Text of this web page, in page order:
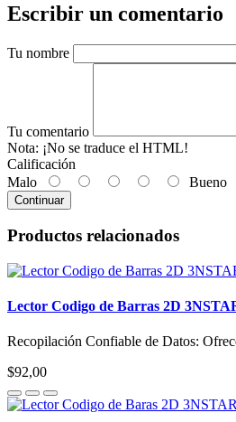
Escribir un comentario
Tu nombre
Tu comentario
Nota: ¡No se traduce el HTML!
Calificación
Malo
Bueno
Continuar
Productos relacionados
Lector Codigo de Barras 2D
Recopilación Confiable de Datos:
$92,00